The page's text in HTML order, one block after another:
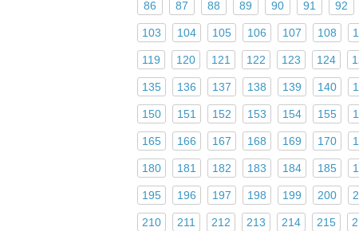
86 87 88 89 90 91 92
103 104 105 106 107 108
119 120 121 122 123 124
135 136 137 138 139 140
150 151 152 153 154 155
165 166 167 168 169 170
180 181 182 183 184 185
195 196 197 198 199 200
210 211 212 213 214 215